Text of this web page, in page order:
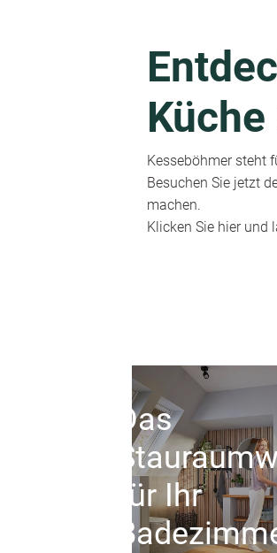
Kesseböhmer steht
Besuchen Sie jetzt
machen.
Klicken Sie hier und
Das
für Ihr